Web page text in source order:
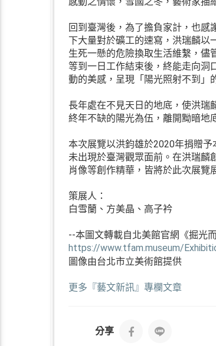
回到臺灣後，為了擔負家計，也感
下大量對於礦工的速寫，洪瑞麟以
生死一懸的危險換取生活維繫，儘
等到一日工作結束後，終能走向洞
動的美感，呈現「陽光照射不到」
長年處在不見天日的地底，使洪瑞
終年不缺的陽光為伍，離開黝暗地
本次展覽以洪鈞雄於2020年捐贈
未出現於臺灣觀眾面前。在洪瑞麟
肖像等創作精華，皆將於此次展覽
策展人：
白雪蘭、方美晶、高子衿
--本圖文轉載自北美館官網《掘光
https://www.tfam.museum/
圖像由台北市立美術館提供
更多『藝文新訊』專欄文章
分享